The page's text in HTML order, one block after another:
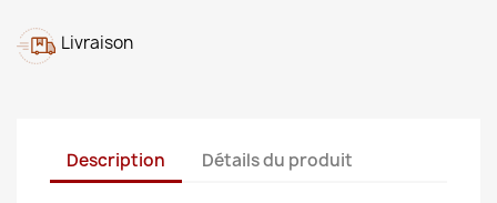
Livraison
Description Détails du produit